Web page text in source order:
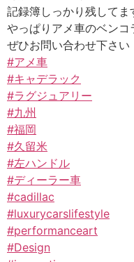
記録簿しっかり残してま
やっぱりアメ車のベン
ぜひお問い合わせ下さい
#アメ車
#キャデラック
#ラグジュアリー
#九州
#福岡
#久留米
#左ハンドル
#ディーラー車
#cadillac
#luxurycarslifestyle
#performanceart
#Design